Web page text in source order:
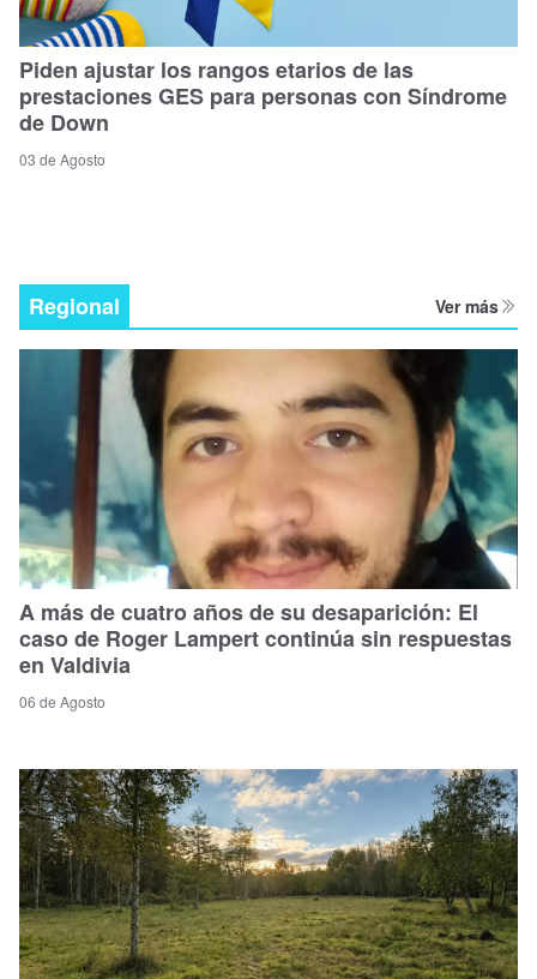
Piden ajustar los rangos etarios de las
prestaciones GES para personas con Síndrome
de Down
03 de Agosto
Regional Ver más
A más de cuatro años de su desaparición: El
caso de Roger Lampert continúa sin respuestas
en Valdivia
06 de Agosto